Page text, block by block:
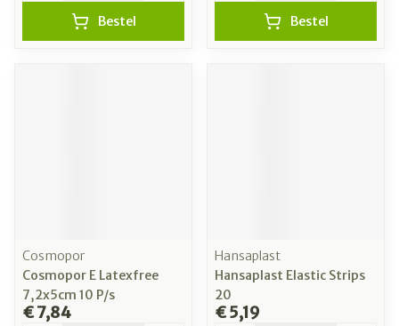
Bestel Bestel
Cosmopor
Cosmopor E Latexfree
7,2x5cm 10 P/s
€ 7,84
Hansaplast
Hansaplast Elastic Strips
20
€ 5,19